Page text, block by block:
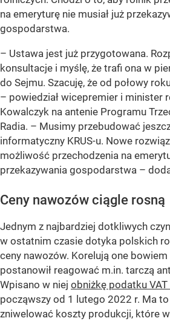
na emeryturę nie musiał już
gospodarstwa.
– Ustawa jest już przygotowana.
konsultacje i myślę, że trafi ona w
do Sejmu. Szacuję, że od połowy
– powiedział wicepremier i minister
Kowalczyk na antenie Programu
Radia. – Musimy przebudować
informatyczny KRUS-u. Nowe
możliwość przechodzenia na
przekazywania gospodarstwa –
Ceny nawozów ciągle rosną
Jednym z najbardziej dotkliwych
w ostatnim czasie dotyka polskich
ceny nawozów. Korelują one bowiem
postanowił reagować m.in. tarczą
Wpisano w niej obniżkę podatku
począwszy od 1 lutego 2022 r. Ma
zniwelować koszty produkcji, które